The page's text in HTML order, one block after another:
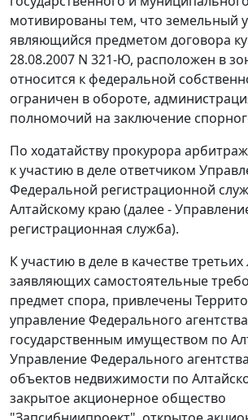
мотивированы тем, что земельный
являющийся предметом договора
28.08.2007 N 321-Ю, расположен в
относится к федеральной
ограничен в обороте,
полномочий на заключение
По ходатайству прокурора
к участию в деле ответчиком
Федеральной регистрационной
Алтайскому краю (далее -
регистрационная служба).
К участию в деле в качестве
заявляющих самостоятельные
предмет спора, привлечены
управление Федерального
государственным имуществом по
Управление Федерального
объектов недвижимости по
закрытое акционерное общество